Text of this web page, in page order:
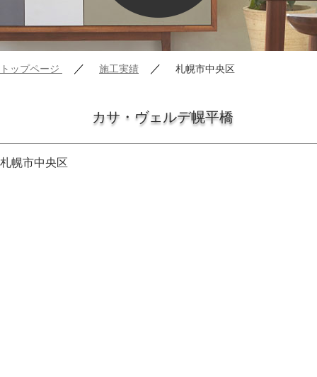
トップページ ／ 施工実績 ／ 札幌市中央区
カサ・ヴェルデ幌平橋
札幌市中央区